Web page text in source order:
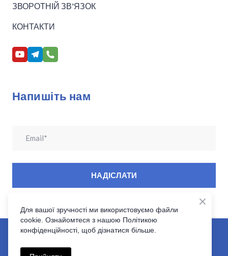
ЗВОРОТНІЙ ЗВ'ЯЗОК
КОНТАКТИ
Напишіть нам
НАДІСЛАТИ
Клініка Ендоназальної Нейрохірургїї основи черепа|
Для вашої зручності ми використовуємо файли
cookie. Ознайомтеся з нашою Політикою
конфіденційності, щоб дізнатися більше.